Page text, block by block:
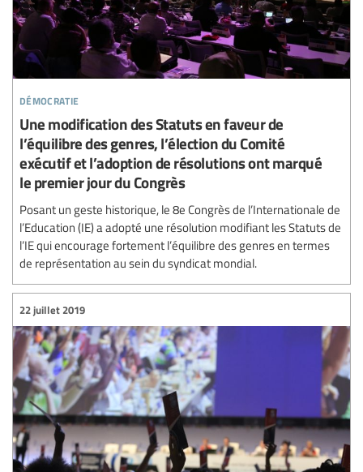
démocratie
Une modification des Statuts en faveur de
l’équilibre des genres, l’élection du Comité
exécutif et l’adoption de résolutions ont marqué
le premier jour du Congrès
Posant un geste historique, le 8e Congrès de l’Internationale de
l’Education (IE) a adopté une résolution modifiant les Statuts de
l’IE qui encourage fortement l’équilibre des genres en termes
de représentation au sein du syndicat mondial.
22 juillet 2019